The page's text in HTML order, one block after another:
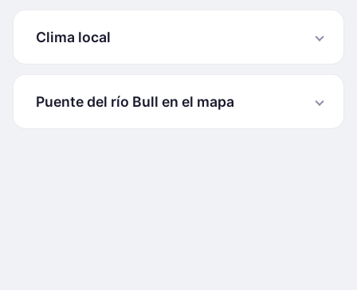
Clima local
Puente del río Bull en el mapa